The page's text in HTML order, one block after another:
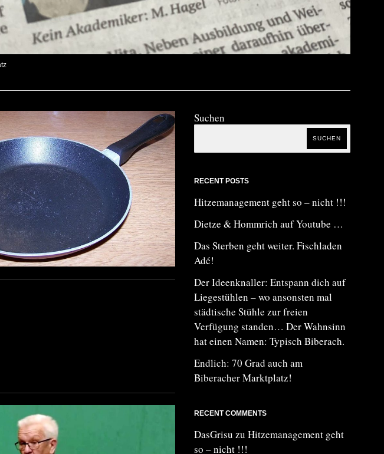
Suchen
SUCHEN
RECENT POSTS
Hitzemanagement geht so – nicht !!!
Dietze & Hommrich auf Youtube …
Das Sterben geht weiter. Fischladen
Adé!
Der Ideenknaller: Entspann dich auf
Liegestühlen – wo ansonsten mal
städtische Stühle zur freien
Verfügung standen… Der Wahnsinn
hat einen Namen: Typisch Biberach.
Endlich: 70 Grad auch am
Biberacher Marktplatz!
RECENT COMMENTS
DasGrisu zu Hitzemanagement geht
so – nicht !!!